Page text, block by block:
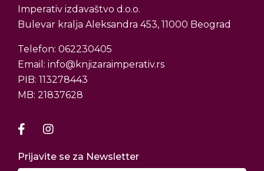
Imperativ izdavaštvo d.o.o.
Bulevar kralja Aleksandra 453, 11000 Beograd
Telefon: 062230405
Email: info@knjizaraimperativ.rs
PIB: 113278443
MB: 21837628
Prijavite se za Newsletter